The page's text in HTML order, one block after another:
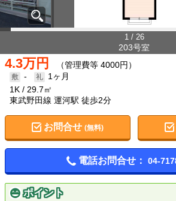
1 / 26
203号室
4.3万円 （管理費等 4000円）
-
1ヶ月
1K
29.7㎡
東武野田線 運河駅 徒歩2分
お問合せ (無料)
電話お問合せ： 04-
ポイント